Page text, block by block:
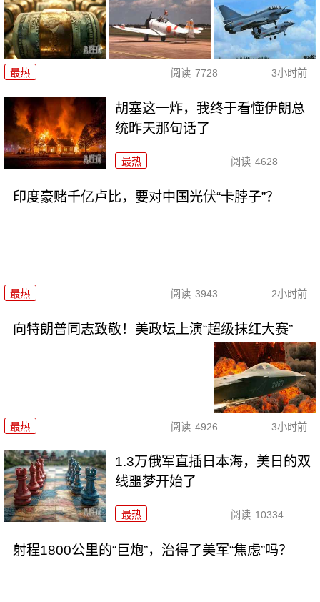
最热 阅读 7728 3小时前
胡塞这一炸，我终于看懂伊朗总
统昨天那句话了
最热 阅读 4628
印度豪赌千亿卢比，要对中国光伏“卡脖子”？
最热 阅读 3943 2小时前
向特朗普同志致敬！美政坛上演“超级抹红大赛”
最热 阅读 4926 3小时前
1.3万俄军直插日本海，美日的双
线噩梦开始了
最热 阅读 10334
射程1800公里的“巨炮”，治得了美军“焦虑”吗？